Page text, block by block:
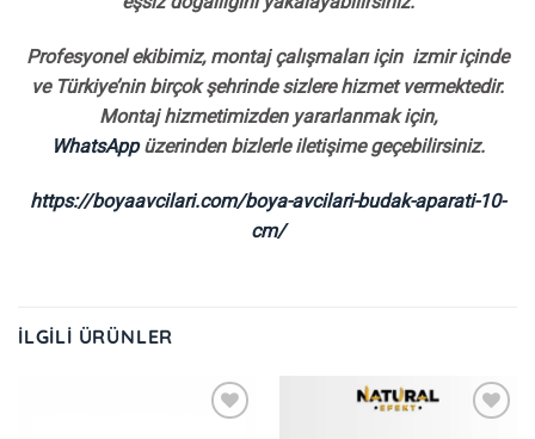
Profesyonel ekibimiz, montaj çalışmaları için izmir içinde
ve Türkiye’nin birçok şehrinde sizlere hizmet vermektedir.
Montaj hizmetimizden yararlanmak için,
WhatsAppüzerinden bizlerle iletişime geçebilirsiniz.
https://boyaavcilari.com/boya-avcilari-budak-aparati-10-
cm/
İLGILI ÜRÜNLER